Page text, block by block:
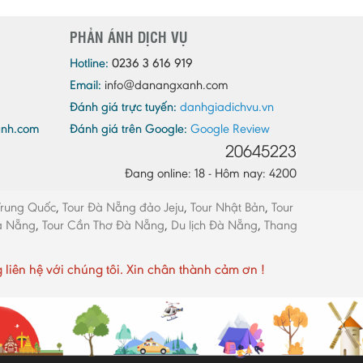
Quảng Trị
Sóc Trăng
Sơn La
Tây Ninh
Thái Bình
Thanh Hóa
Trà Vinh
Vĩnh Long
Vĩnh Phúc
PHẢN ÁNH DỊCH VỤ
Hotline: 0236 3 616 919
Email: info@danangxanh.com
Đánh giá trực tuyến: danhgiadichvu.vn
Đánh giá trên Google: Google Review
20645223
Đang online: 18 - Hôm nay: 4200
Quốc, Tour Đà Nẵng đảo Jeju, Tour Nhật Bản, Tour
Nẵng, Tour Cần Thơ Đà Nẵng, Du lịch Đà Nẵng, Thang
hệ với chúng tôi. Xin chân thành cảm ơn !